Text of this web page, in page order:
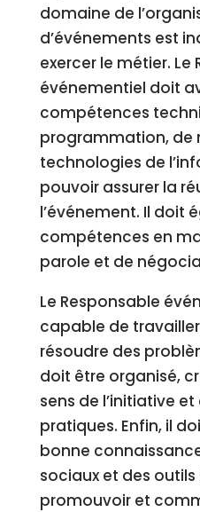
domaine de
d’événements est
exercer le métier. Le
événementiel doit
compétences
programmation, de
technologies de
pouvoir assurer la
l’événement. Il doit
compétences en
parole et de
Le Responsable
capable de
résoudre des
doit être organisé,
sens de l’initiative
pratiques. Enfin, il
bonne
sociaux et des
promouvoir et